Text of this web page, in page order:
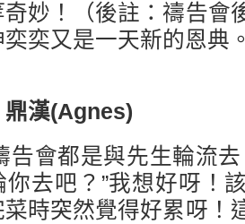
奇妙！（後註：禱告會
奕又是一天新的恩典
漢(Agnes)
告會都是與先生輪流
你去吧？”我想好呀！
菜時突然覺得好累呀！